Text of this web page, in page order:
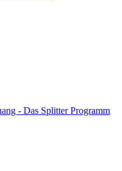
- Das Splitter Programm